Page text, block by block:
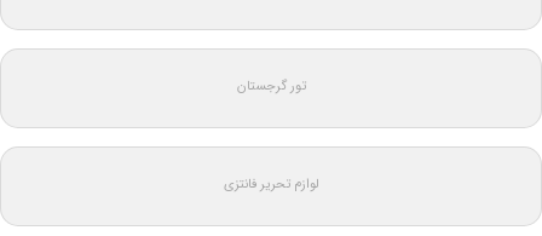
تور گرجستان
لوازم تحریر فانتزی